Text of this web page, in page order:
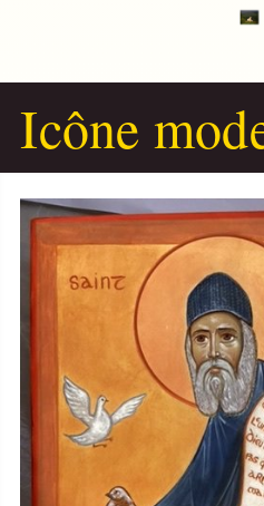
Icône